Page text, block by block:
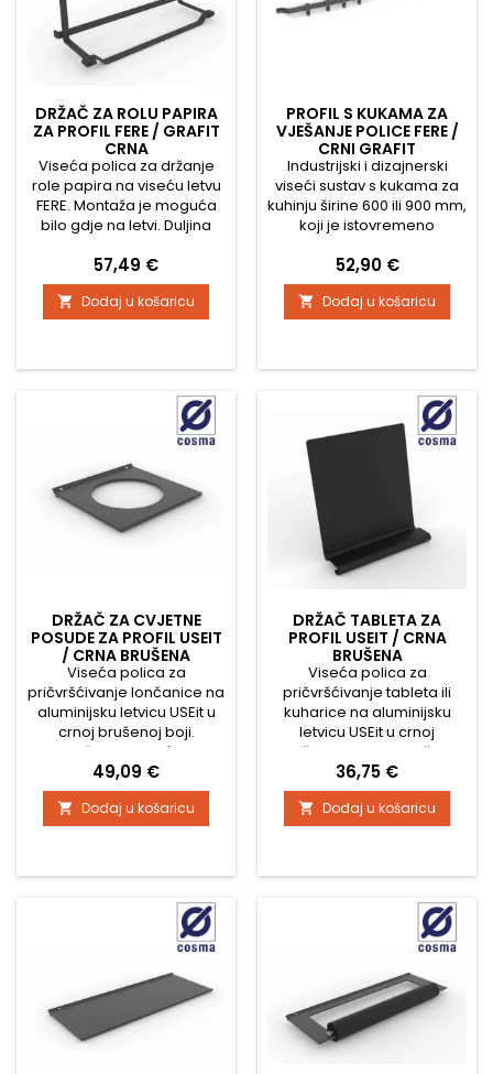
DRŽAČ ZA ROLU PAPIRA
ZA PROFIL FERE / GRAFIT
CRNA
Viseća polica za držanje
role papira na viseću letvu
FERE. Montaža je moguća
bilo gdje na letvi. Duljina
Kompletne dimenzije
možete pronaći na slikama.
Cijena
57,49 €
 Dodaj u košaricu
PROFIL S KUKAMA ZA
VJEŠANJE POLICE FERE /
CRNI GRAFIT
Industrijski i dizajnerski
viseći sustav s kukama za
kuhinju širine 600 ili 900 mm,
koji je istovremeno
za instalaciju. Cijeli sustav
sastoji se od aluminijskog
profila, zidnih pričvršćivača
i pojedinačne opreme.
obrada s
dizajnom ostavlja dojam ne
samo u kuhinji. Paket
Cijena
52,90 €
 Dodaj u košaricu
DRŽAČ ZA CVJETNE
POSUDE ZA PROFIL USEIT
/ CRNA BRUŠENA
Viseća polica za
pričvršćivanje lončanice na
aluminijsku letvicu USEit u
crnoj brušenoj boji.
Montaža je moguća bilo
gdje na letvicu. Duljina
police je 120 mm. Potpune
dimenzije možete pronaći
na slikama.
Cijena
49,09 €
 Dodaj u košaricu
DRŽAČ TABLETA ZA
PROFIL USEIT / CRNA
BRUŠENA
Viseća polica za
pričvršćivanje tableta ili
kuharice na aluminijsku
letvicu USEit u crnoj
brušenoj boji. Montaža je
moguća bilo gdje na
letvicu. Duljina police je 150
mm. Kompletne dimenzije
pronaći ćete na slikama.
Cijena
36,75 €
 Dodaj u košaricu